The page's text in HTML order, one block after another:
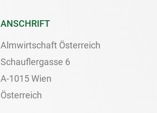
ANSCHRIFT
Almwirtschaft Österreich
Schauflergasse 6
A-1015 Wien
Österreich